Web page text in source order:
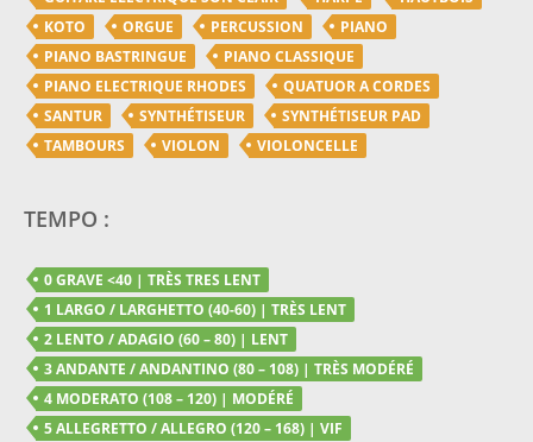
KOTO
ORGUE PERCUSSION
PIANO
PIANO BASTRINGUE
PIANO CLASSIQUE
PIANO ELECTRIQUE RHODES
QUATUOR A CORDES
SANTUR
SYNTHÉTISEUR
SYNTHÉTISEUR PAD
TAMBOURS
VIOLON VIOLONCELLE
TEMPO :
0 GRAVE <40 | TRÈS TRES LENT
1 LARGO / LARGHETTO (40-60) | TRÈS LENT
2 LENTO / ADAGIO (60 – 80) | LENT
3 ANDANTE / ANDANTINO (80 – 108) | TRÈS MODÉRÉ
4 MODERATO (108 – 120) | MODÉRÉ
5 ALLEGRETTO / ALLEGRO (120 – 168) | VIF